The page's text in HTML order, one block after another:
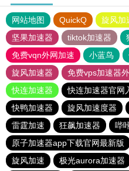
网站地图 QuickQ 旋风加
坚果加速器
tiktok加速器
免费vqn外网加速
小蓝鸟
旋风加速器
免费vps加速器
快连加速器
快连加速器官网
快鸭加速器
旋风加速度器
雷霆加速
狂飙加速器
哔
原子加速器app下载官网最新版
旋风加速
极光aurora加速器